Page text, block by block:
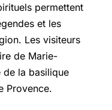
permettent
et les
Les visiteurs
de Marie-
de la basilique
Provence.